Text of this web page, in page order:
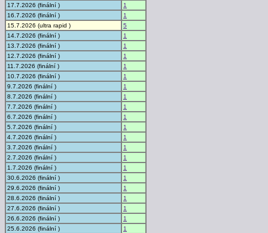
17.7.2026 (finální )
1
16.7.2026 (finální )
1
15.7.2026 (ultra rapid )
5
14.7.2026 (finální )
1
13.7.2026 (finální )
1
12.7.2026 (finální )
1
11.7.2026 (finální )
1
10.7.2026 (finální )
1
9.7.2026 (finální )
1
8.7.2026 (finální )
1
7.7.2026 (finální )
1
6.7.2026 (finální )
1
5.7.2026 (finální )
1
4.7.2026 (finální )
1
3.7.2026 (finální )
1
2.7.2026 (finální )
1
1.7.2026 (finální )
1
30.6.2026 (finální )
1
29.6.2026 (finální )
1
28.6.2026 (finální )
1
27.6.2026 (finální )
1
26.6.2026 (finální )
1
25.6.2026 (finální )
1